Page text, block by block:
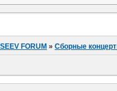
FORUM »Сборные